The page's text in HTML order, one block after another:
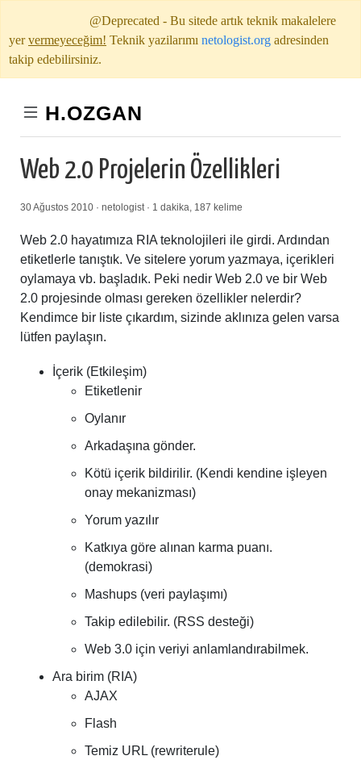
@Deprecated - Bu sitede artık teknik makalelere
yervermeyeceğim! Teknik yazilarımı netologist.org adresinden
takip edebilirsiniz.
H.OZGAN
Web 2.0 Projelerin Özellikleri
30 Ağustos 2010 · netologist · 1 dakika, 187 kelime
Web 2.0 hayatımıza RIA teknolojileri ile girdi. Ardından
etiketlerle tanıştık. Ve sitelere yorum yazmaya, içerikleri
oylamaya vb. başladık. Peki nedir Web 2.0 ve bir Web
2.0 projesinde olması gereken özellikler nelerdir?
Kendimce bir liste çıkardım, sizinde aklınıza gelen varsa
lütfen paylaşın.
İçerik (Etkileşim)
Etiketlenir
Oylanır
Arkadaşına gönder.
Kötü içerik bildirilir. (Kendi kendine işleyen
onay mekanizması)
Yorum yazılır
Katkıya göre alınan karma puanı.
(demokrasi)
Mashups (veri paylaşımı)
Takip edilebilir. (RSS desteği)
Web 3.0 için veriyi anlamlandırabilmek.
Ara birim (RIA)
AJAX
Flash
Temiz URL (rewriterule)